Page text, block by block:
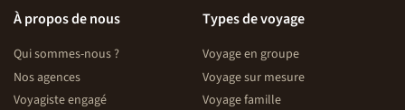
À propos de nous
Qui sommes-nous ?
Nos agences
Voyagiste engagé
Types de voyage
Voyage en groupe
Voyage sur mesure
Voyage famille